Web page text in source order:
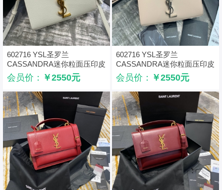
602716 YSL圣罗兰
CASSANDRA迷你粒面压印皮
革手提包 白色
会员价： ￥2550元
602716 YSL圣罗兰
CASSANDRA迷你粒面压印皮
革手提包 粉色
会员价： ￥2550元